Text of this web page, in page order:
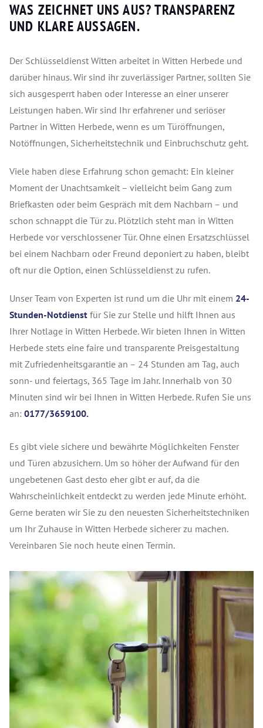
WAS ZEICHNET UNS AUS?TRANSPARENZ
UND KLARE AUSSAGEN.
Der Schlüsseldienst Witten arbeitet in Witten Herbede und
darüber hinaus. Wir sind ihr zuverlässiger Partner, sollten Sie
sich ausgesperrt haben oder Interesse an einer unserer
Leistungen haben. Wir sind Ihr erfahrener und seriöser
Partner in Witten Herbede, wenn es um Türöffnungen,
Notöffnungen, Sicherheitstechnik und Einbruchschutz geht.
Viele haben diese Erfahrung schon gemacht: Ein kleiner
Moment der Unachtsamkeit – vielleicht beim Gang zum
Briefkasten oder beim Gespräch mit dem Nachbarn – und
schon schnappt die Tür zu. Plötzlich steht man in Witten
Herbede vor verschlossener Tür. Ohne einen Ersatzschlüssel
bei einem Nachbarn oder Freund deponiert zu haben, bleibt
oft nur die Option, einen Schlüsseldienst zu rufen.
Unser Team von Experten ist rund um die Uhr mit einem 24-
Stunden-Notdienst für Sie zur Stelle und hilft Ihnen aus
Ihrer Notlage in Witten Herbede. Wir bieten Ihnen in Witten
Herbede stets eine faire und transparente Preisgestaltung
mit Zufriedenheitsgarantie an – 24 Stunden am Tag, auch
sonn- und feiertags, 365 Tage im Jahr. Innerhalb von 30
Minuten sind wir bei Ihnen in Witten Herbede. Rufen Sie uns
an: 0177/3659100.
Es gibt viele sichere und bewährte Möglichkeiten Fenster
und Türen abzusichern. Um so höher der Aufwand für den
ungebetenen Gast desto eher gibt er auf, da die
Wahrscheinlichkeit entdeckt zu werden jede Minute erhöht.
Gerne beraten wir Sie zu den neuesten Sicherheitstechniken
um Ihr Zuhause in Witten Herbede sicherer zu machen.
Vereinbaren Sie noch heute einen Termin.